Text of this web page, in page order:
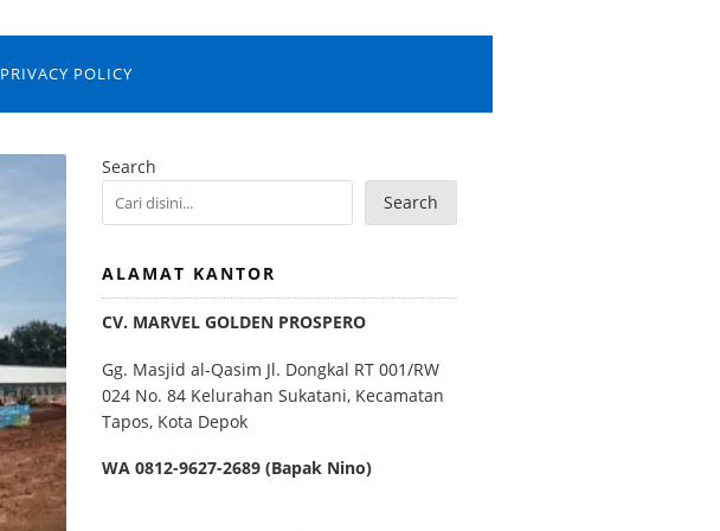
PRIVACY POLICY
Search
Search
ALAMAT KANTOR
CV. MARVEL GOLDEN PROSPERO
Gg. Masjid al-Qasim Jl. Dongkal RT 001/RW
024 No. 84 Kelurahan Sukatani, Kecamatan
Tapos, Kota Depok
WA 0812-9627-2689 (Bapak Nino)